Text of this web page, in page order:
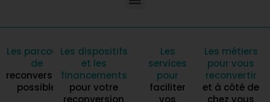
Les parcours
de
reconversion
possible
Les dispositifs
et les
financements
pour votre
reconversion
Les
services
pour
faciliter
vos
Les métiers
pour vous
reconvertir
et à côté de
chez vous